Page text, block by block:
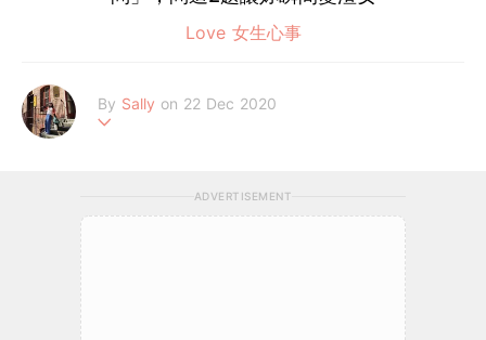
Love 女生心事
By Sally on 22 Dec 2020
ADVERTISEMENT